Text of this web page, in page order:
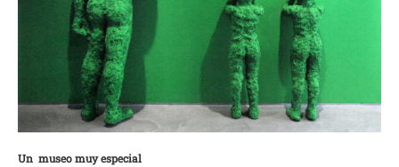
Un museo muy especial